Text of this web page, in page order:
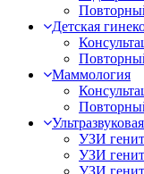
Детская
Маммология
УЗИ
УЗИ
УЗИ